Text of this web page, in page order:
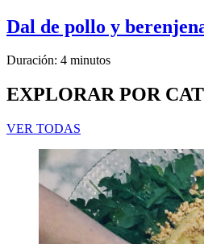
Dal de pollo y
Duración: 4 minutos
EXPLORAR POR
VER TODAS